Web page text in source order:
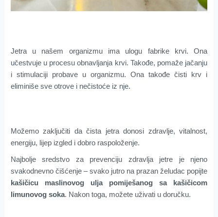
Jetra u našem organizmu ima ulogu fabrike krvi. Ona
učestvuje u procesu obnavljanja krvi. Takođe, pomaže jačanju
i stimulaciji probave u organizmu. Ona takođe čisti krv i
eliminiše sve otrove i nečistoće iz nje.
Možemo zaključiti da čista jetra donosi zdravlje, vitalnost,
energiju, lijep izgled i dobro raspoloženje.
Najbolje sredstvo za prevenciju zdravlja jetre je njeno
svakodnevno čišćenje – svako jutro na prazan želudac popijte
kašičicu maslinovog ulja pomiješanog sa kašičicom
limunovog soka. Nakon toga, možete uživati u doručku.